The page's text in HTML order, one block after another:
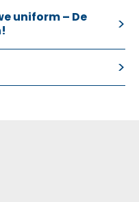
uniform – De